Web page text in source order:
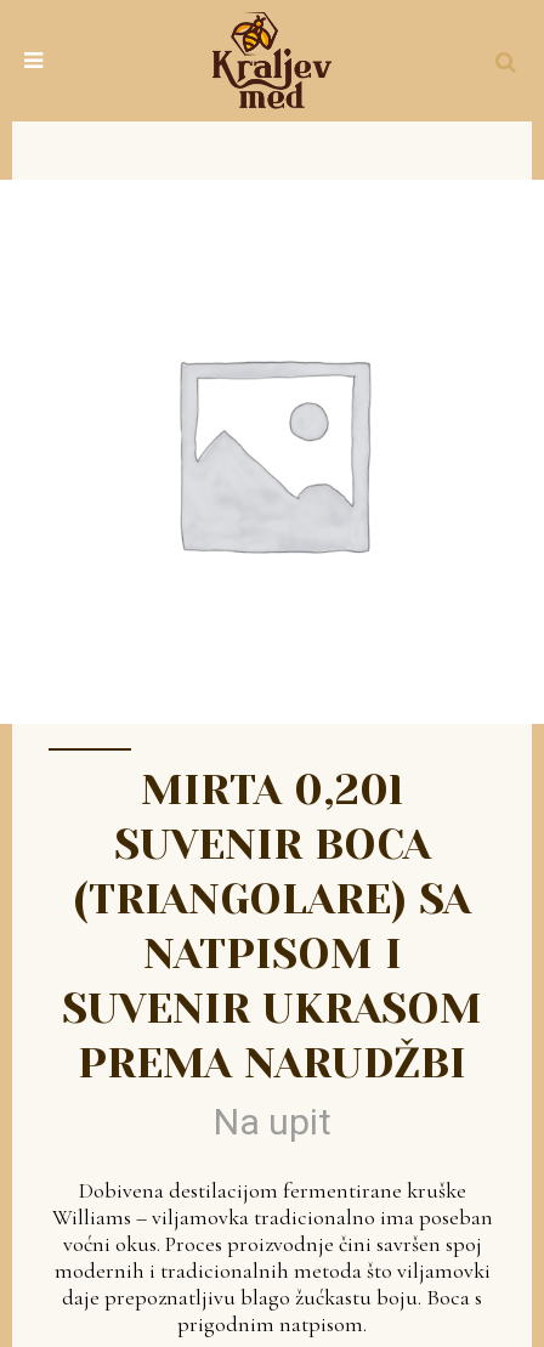
MIRTA 0,20l
SUVENIR BOCA
(TRIANGOLARE) SA
NATPISOM I
SUVENIR UKRASOM
PREMA NARUDŽBI
Na upit
Dobivena destilacijom fermentirane kruške
Williams – viljamovka tradicionalno ima poseban
voćni okus. Proces proizvodnje čini savršen spoj
modernih i tradicionalnih metoda što viljamovki
daje prepoznatljivu blago žućkastu boju. Boca s
prigodnim natpisom.